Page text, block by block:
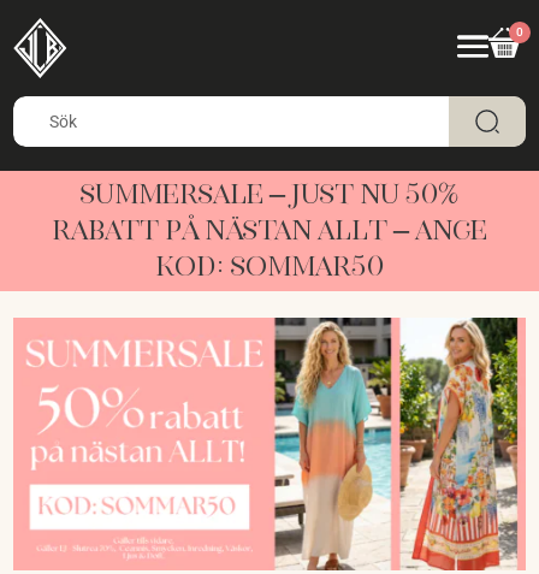
0
SUMMERSALE – JUST NU 50%
RABATT PÅ NÄSTAN ALLT – ANGE
KOD: SOMMAR50